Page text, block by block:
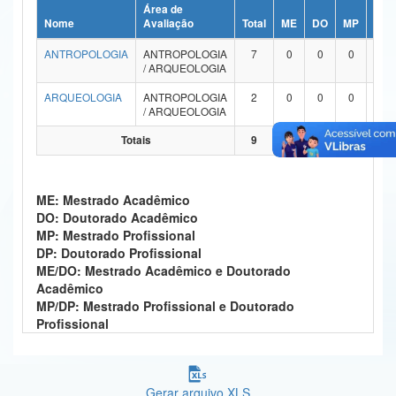
Ministério da Ciência, Tecnologia, Inovações e Comunicações
Ministério do Meio Ambiente
Ministério do Turismo
Ministério do Desenvolvimento Regional
Ministério da Mulher, da Família e dos Direitos Humanos
Secretaria-Geral
Secretaria de Governo
Gabinete de Segurança Institucional
Nome
Área de
Avaliação
Total ME DO MP
ANTROPOLOGIA
ANTROPOLOGIA
/ ARQUEOLOGIA
7 0 0 0
ARQUEOLOGIA
ANTROPOLOGIA
/ ARQUEOLOGIA
2 0 0 0
Totais 9 0 0 0 0
ME: Mestrado Acadêmico
DO: Doutorado Acadêmico
MP: Mestrado Profissional
DP: Doutorado Profissional
ME/DO: Mestrado Acadêmico e Doutorado
Acadêmico
MP/DP: Mestrado Profissional e Doutorado
Profissional
Gerar arquivo XLS